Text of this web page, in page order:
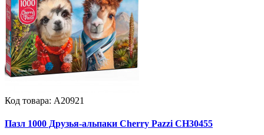
Код товара: А20921
Пазл 1000 Друзья-альпаки Cherry Pazzi CH30455